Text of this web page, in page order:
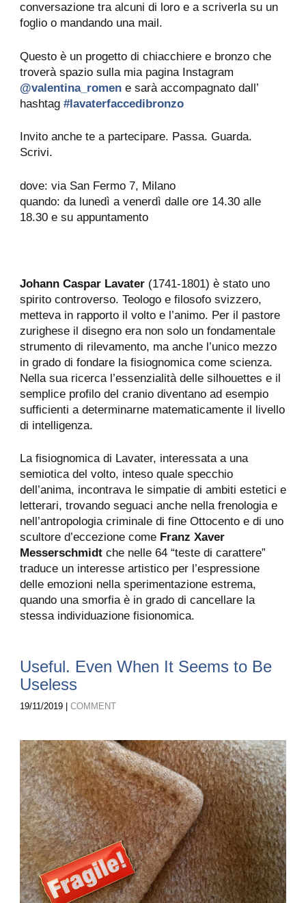
conversazione tra alcuni di loro e a scriverla su un
foglio o mandando una mail.
Questo è un progetto di chiacchiere e bronzo che
troverà spazio sulla mia pagina Instagram
@valentina_romene sarà accompagnato dall’
hashtag #lavaterfaccedibronzo
Invito anche te a partecipare. Passa. Guarda.
Scrivi.
dove: via San Fermo 7, Milano
quando: da lunedì a venerdì dalle ore 14.30 alle
18.30 e su appuntamento
Johann Caspar Lavater(1741-1801) è stato uno
spirito controverso. Teologo e filosofo svizzero,
metteva in rapporto il volto e l’animo. Per il pastore
zurighese il disegno era non solo un fondamentale
strumento di rilevamento, ma anche l’unico mezzo
in grado di fondare la fisiognomica come scienza.
Nella sua ricerca l’essenzialità delle silhouettes e il
semplice profilo del cranio diventano ad esempio
sufficienti a determinarne matematicamente il livello
di intelligenza.
La fisiognomica di Lavater, interessata a una
semiotica del volto, inteso quale specchio
dell’anima, incontrava le simpatie di ambiti estetici e
letterari, trovando seguaci anche nella frenologia e
nell’antropologia criminale di fine Ottocento e di uno
scultore d’eccezione come Franz Xaver
Messerschmidtche nelle 64 “teste di carattere”
traduce un interesse artistico per l’espressione
delle emozioni nella sperimentazione estrema,
quando una smorfia è in grado di cancellare la
stessa individuazione fisionomica.
Useful. Even When It Seems to Be
Useless
19/11/2019 | COMMENT